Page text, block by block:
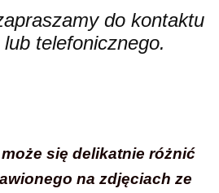
do kontaktu
telefonicznego.
się delikatnie różnić
na zdjęciach ze